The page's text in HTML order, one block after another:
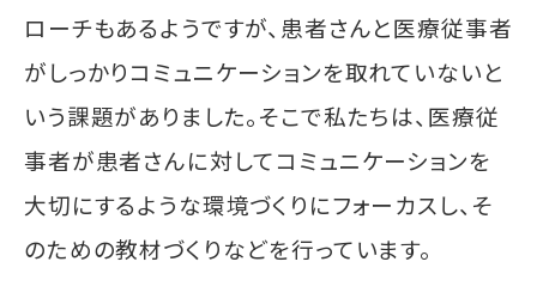
ローチもあるようですが、患者さんと医療従事者
がしっかりコミュニケーションを取れていないと
いう課題がありました。そこで私たちは、医療従
事者が患者さんに対してコミュニケーションを
大切にするような環境づくりにフォーカスし、そ
のための教材づくりなどを行っています。